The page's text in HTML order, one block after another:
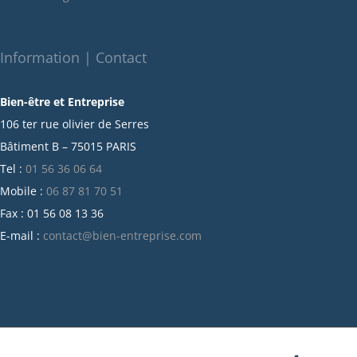
décembre 2021
octobre 2021
juillet 2021
juin 2021
mai 2021
avril 2021
mars 2021
février 2021
janvier 2021
Information | Contact
Bien-être et Entreprise
106 ter rue olivier de Serres
Bâtiment B – 75015 PARIS
Tel : 01 56 36 06 64
Mobile : 06 87 81 70 51
Fax : 01 56 08 13 36
E-mail : contact@bien-entreprise.com